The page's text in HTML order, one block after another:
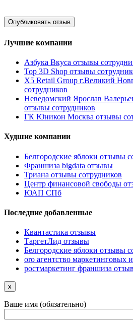
Лучшие компании
Азбука Вкуса отзывы
Top 3D Shop отзывы
X5 Retail Group г.Великий
сотрудников
Неведомский Ярослав
отзывы сотрудников
ГК Юникон Москва отзывы
Худшие компании
Белгородские яблоки отзывы
Франшиза bigdata отзывы
Триана отзывы сотрудников
Центр финансовой свободы
ЮАП СПб
Последние добавленные
Квантастика отзывы
ТаргетЛид отзывы
Белгородские яблоки отзывы
oro агентство маркетинговых
ростмаркетинг франшиза
x
Ваше имя (обязательно)